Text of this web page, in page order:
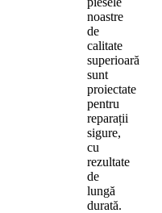
noastre
de
calitate
superioară
sunt
proiectate
pentru
reparații
sigure,
cu
rezultate
de
lungă
durată.